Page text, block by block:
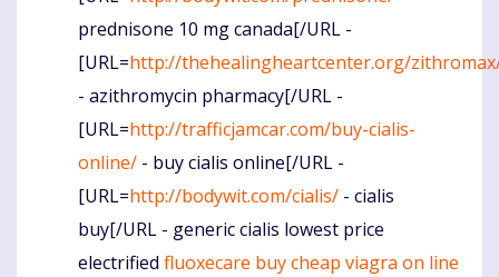
prednisone 10 mg canada[/URL -
[URL=http://thehealingheartcenter.org/
- azithromycin pharmacy[/URL -
[URL=http://trafficjamcar.com/buy-cialis-
online/ - buy cialis online[/URL -
[URL=http://bodywit.com/cialis/ - cialis
buy[/URL - generic cialis lowest price
electrified fluoxecare buy cheap viagra on line